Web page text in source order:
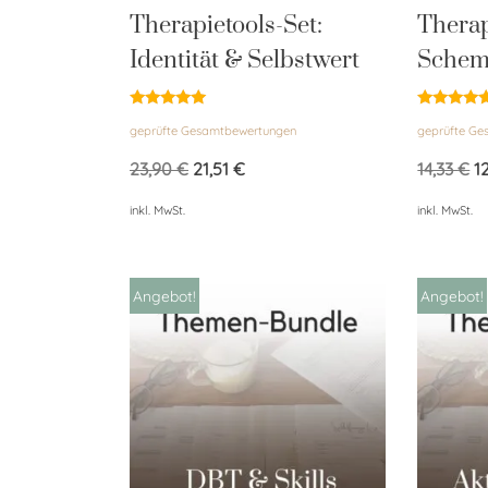
Therapietools-Set:
Identität & Selbstwert
mit
von 5
geprüfte Gesamtbewertungen
23,90€ 21,51 €
inkl. MwSt.
mit
von 5
geprüfte
14,33€
inkl. MwSt.
Angebot! Angebot!